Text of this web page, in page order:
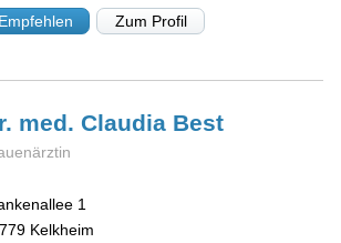
Empfehlen Zum Profil
med. Claudia Best
1
Kelkheim